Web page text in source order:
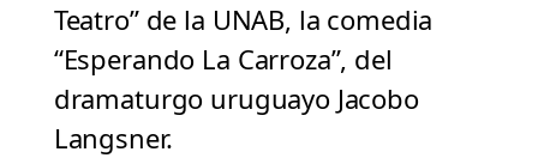
Teatro” de la UNAB, la comedia
“Esperando La Carroza”, del
dramaturgo uruguayo Jacobo
Langsner.